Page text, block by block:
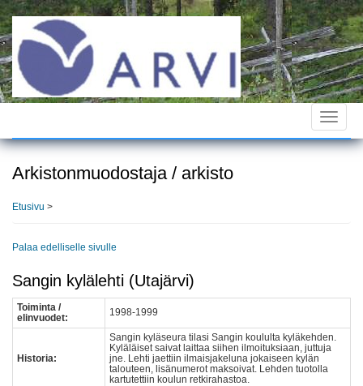
Hyppää
pääsisältöön
Toggle
Arkistonmuodostaja / arkisto
Etusivu >
Palaa edelliselle sivulle
Sangin kylälehti (Utajärvi)
Toiminta /
elinvuodet:
1998-1999
Historia:
Sangin kyläseura tilasi Sangin koululta kyläkehden.
Kyläläiset saivat laittaa siihen ilmoituksiaan, juttuja
jne. Lehti jaettiin ilmaisjakeluna jokaiseen kylän
talouteen, lisänumerot maksoivat. Lehden tuotolla
kartutettiin koulun retkirahastoa.